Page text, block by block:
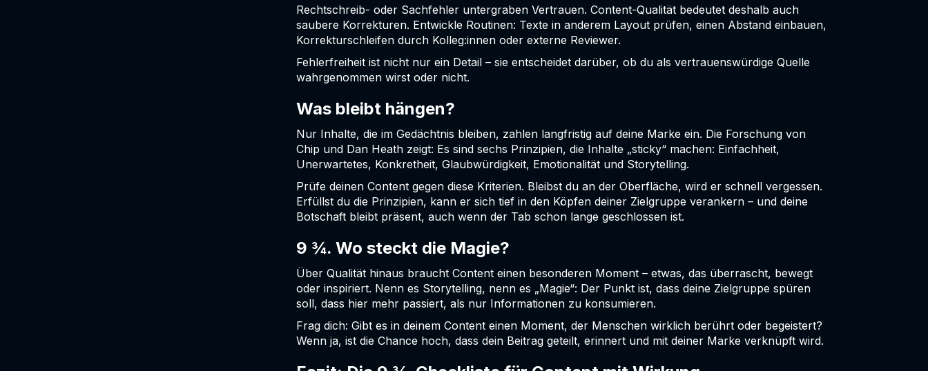
Rechtschreib- oder Sachfehler untergraben Vertrauen. Content-Qualität bedeutet deshalb auch
saubere Korrekturen. Entwickle Routinen: Texte in anderem Layout prüfen, einen Abstand einbauen,
Korrekturschleifen durch Kolleg:innen oder externe Reviewer.
Fehlerfreiheit ist nicht nur ein Detail – sie entscheidet darüber, ob du als vertrauenswürdige Quelle
wahrgenommen wirst oder nicht.
Was bleibt hängen?
Nur Inhalte, die im Gedächtnis bleiben, zahlen langfristig auf deine Marke ein. Die Forschung von
Chip und Dan Heath zeigt: Es sind sechs Prinzipien, die Inhalte „sticky“ machen: Einfachheit,
Unerwartetes, Konkretheit, Glaubwürdigkeit, Emotionalität und Storytelling.
Prüfe deinen Content gegen diese Kriterien. Bleibst du an der Oberfläche, wird er schnell vergessen.
Erfüllst du die Prinzipien, kann er sich tief in den Köpfen deiner Zielgruppe verankern – und deine
Botschaft bleibt präsent, auch wenn der Tab schon lange geschlossen ist.
9 ¾. Wo steckt die Magie?
Über Qualität hinaus braucht Content einen besonderen Moment – etwas, das überrascht, bewegt
oder inspiriert. Nenn es Storytelling, nenn es „Magie“: Der Punkt ist, dass deine Zielgruppe spüren
soll, dass hier mehr passiert, als nur Informationen zu konsumieren.
Frag dich: Gibt es in deinem Content einen Moment, der Menschen wirklich berührt oder begeistert?
Wenn ja, ist die Chance hoch, dass dein Beitrag geteilt, erinnert und mit deiner Marke verknüpft wird.